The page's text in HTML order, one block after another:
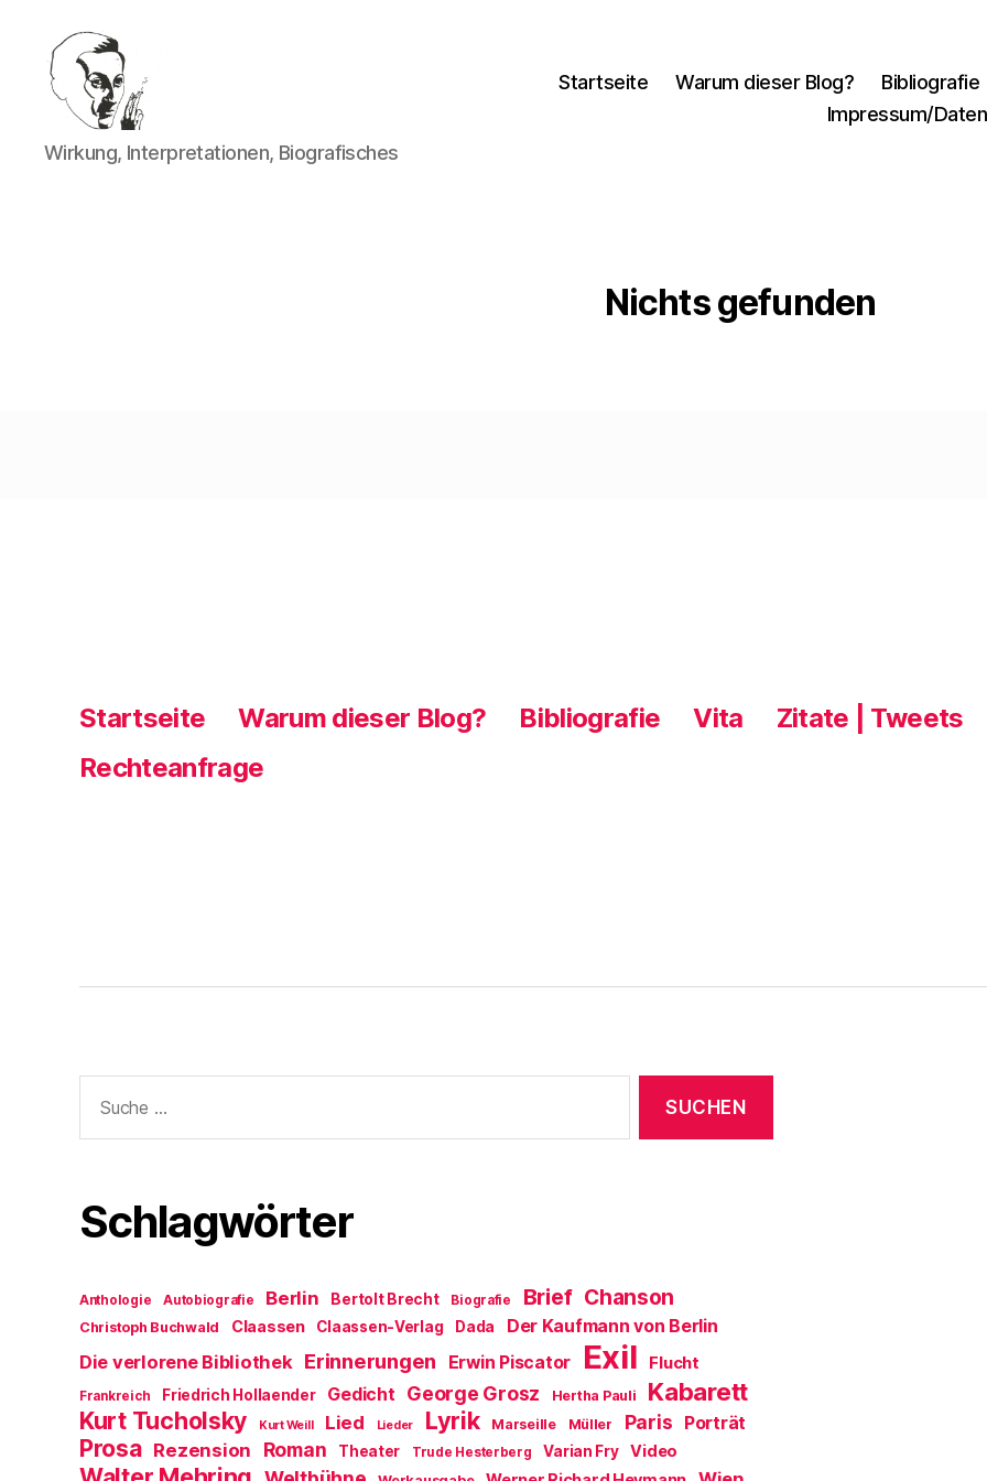
Walter
Mehring
Wirkung, Interpretationen, Biografisches
Startseite Warum dieser Blog? Bibliografie
Impressum/
Nichts gefunden
Startseite Warum dieser Blog? Bibliografie Vita Zitate | Tweets
Rechteanfrage
nach:
Schlagwörter
Anthologie Autobiografie Berlin Bertolt Brecht Biografie Brief Chanson
Christoph Buchwald Claassen Claassen-Verlag Dada Der Kaufmann von Berlin
Die verlorene Bibliothek Erinnerungen Erwin Piscator Exil Flucht
Frankreich Friedrich Hollaender Gedicht George Grosz Hertha Pauli Kabarett
Kurt Tucholsky Kurt Weill Lied Lieder Lyrik Marseille Müller Paris Porträt
Prosa Rezension Roman Theater Trude Hesterberg Varian Fry Video